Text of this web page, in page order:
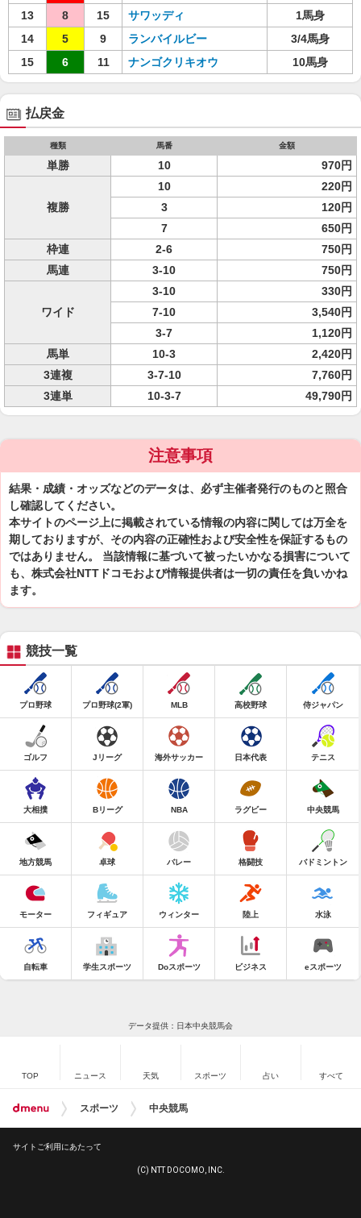
13
8 15 サワッディ
1馬身
14
5 9 ランバイルビー
3/4馬身
15
6 11 ナンゴクリキオウ 10馬身
払戻金
種類 馬番 金額
単勝 10 970円
複勝
10
220円
3
120円
7
650円
枠連
2-6
750円
馬連
3-10 750円
ワイド
3-10
330円
7-10
3,540円
3-7
1,120円
馬単
10-3
2,420円
3連複
3-7-10
7,760円
3連単
10-3-7 49,790円
注意事項
結果・成績・オッズなどのデータは、必ず主催者発行のものと照合
し確認してください。
本サイトのページ上に掲載されている情報の内容に関しては万全を
期しておりますが、その内容の正確性および安全性を保証するもの
ではありません。 当該情報に基づいて被ったいかなる損害について
も、株式会社NTTドコモおよび情報提供者は一切の責任を負いかね
ます。
競技一覧
プロ野球 プロ野球(2軍) MLB 高校野球 侍ジャパン
ゴルフ Jリーグ 海外サッカー 日本代表 テニス
大相撲 Bリーグ NBA ラグビー 中央競馬
地方競馬 卓球 バレー 格闘技 バドミントン
モーター フィギュア ウィンター 陸上 水泳
自転車 学生スポーツ Doスポーツ ビジネス eスポーツ
データ提供：日本中央競馬会
TOP ニュース 天気 スポーツ 占い すべて
スポーツ 中央競馬
サイトご利用にあたって
(C) NTT DOCOMO, INC.